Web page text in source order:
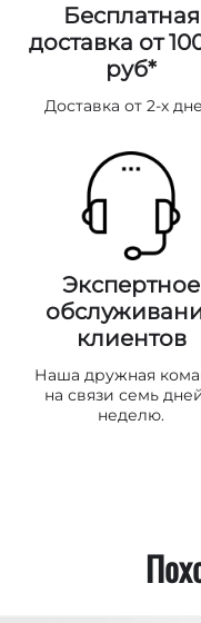
Бесплатная
доставка от
руб*
Доставка от 2-х
Экспертное
клиентов
Наша дружная
на связи семь
неделю.